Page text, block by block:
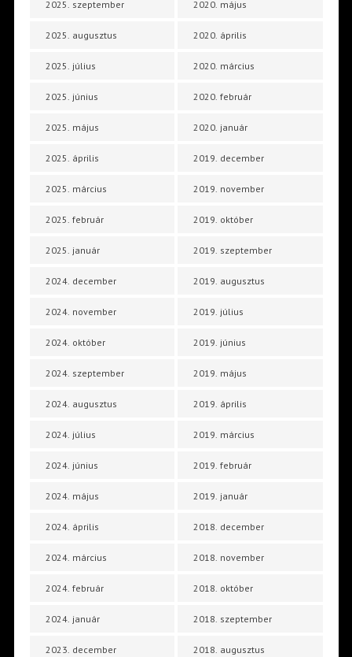
2025. szeptember
2025. augusztus
2025. július
2025. június
2025. május
2025. április
2025. március
2025. február
2025. január
2024. december
2024. november
2024. október
2024. szeptember
2024. augusztus
2024. július
2024. június
2024. május
2024. április
2024. március
2024. február
2024. január
2023. december
2020. május
2020. április
2020. március
2020. február
2020. január
2019. december
2019. november
2019. október
2019. szeptember
2019. augusztus
2019. július
2019. június
2019. május
2019. április
2019. március
2019. február
2019. január
2018. december
2018. november
2018. október
2018. szeptember
2018. augusztus